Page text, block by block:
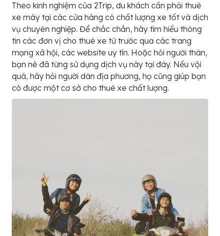
Theo kinh nghiệm của 2Trip, du khách cần phải thuê
xe máy tại các cửa hàng có chất lượng xe tốt và dịch
vụ chuyên nghiệp. Để chắc chắn, hãy tìm hiểu thông
tin các đơn vị cho thuê xe từ trước qua các trang
mạng xã hội, các website uy tín. Hoặc hỏi người thân,
bạn nè đã từng sử dụng dịch vụ này tại đây. Nếu vội
quá, hãy hỏi người dân địa phương, họ cũng giúp bạn
có được một cơ sở cho thuê xe chất lượng.